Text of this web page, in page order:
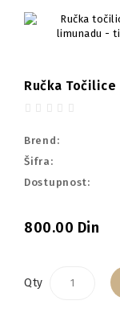
Ručka Točilice
Brend:
Šifra:
Dostupnost:
800.00 Din
Qty